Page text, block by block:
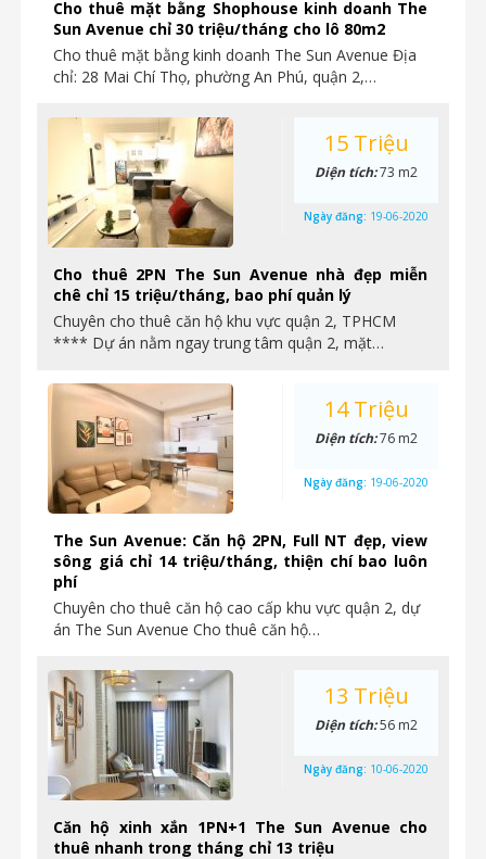
Cho thuê mặt bằng Shophouse kinh doanh The
Sun Avenue chỉ 30 triệu/tháng cho lô 80m2
Cho thuê mặt bằng kinh doanh The Sun Avenue Địa
chỉ: 28 Mai Chí Thọ, phường An Phú, quận 2,…
Cho thuê 2PN The Sun Avenue nhà đẹp miễn
chê chỉ 15 triệu/tháng, bao phí quản lý
Chuyên cho thuê căn hộ khu vực quận 2, TPHCM
**** Dự án nằm ngay trung tâm quận 2, mặt…
15 Triệu
Diện tích:73 m2
Ngày đăng: 19-06-2020
The Sun Avenue: Căn hộ 2PN, Full NT đẹp, view
sông giá chỉ 14 triệu/tháng, thiện chí bao luôn
phí
Chuyên cho thuê căn hộ cao cấp khu vực quận 2, dự
án The Sun Avenue Cho thuê căn hộ…
14 Triệu
Diện tích:76 m2
Ngày đăng: 19-06-2020
Căn hộ xinh xắn 1PN+1 The Sun Avenue cho
thuê nhanh trong tháng chỉ 13 triệu
13 Triệu
Diện tích:56 m2
Ngày đăng: 10-06-2020